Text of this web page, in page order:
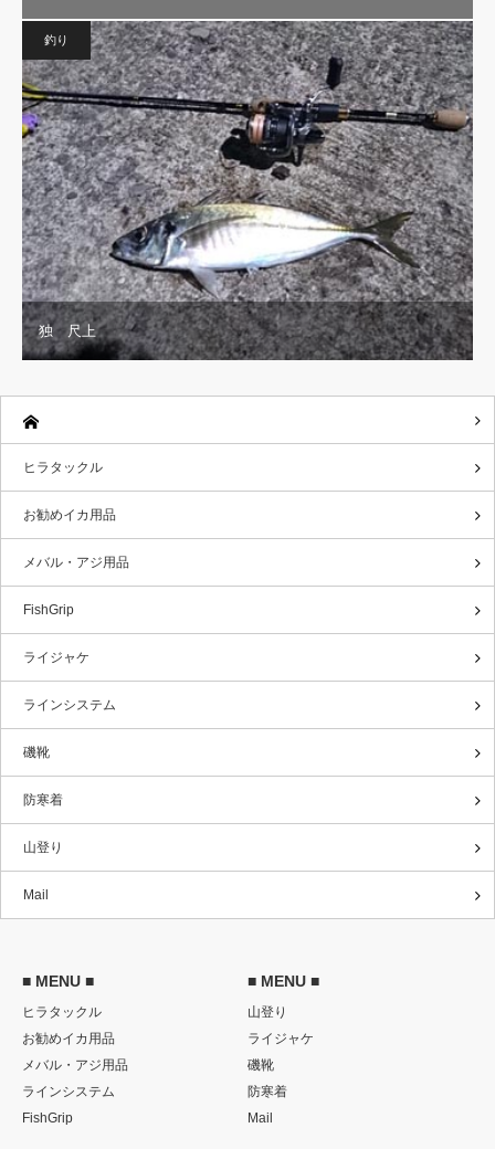
釣り
独 尺上
ヒラタックル
お勧めイカ用品
メバル・アジ用品
FishGrip
ライジャケ
ラインシステム
磯靴
防寒着
山登り
Mail
■ MENU ■
ヒラタックル
お勧めイカ用品
メバル・アジ用品
ラインシステム
FishGrip
■ MENU ■
山登り
ライジャケ
磯靴
防寒着
Mail